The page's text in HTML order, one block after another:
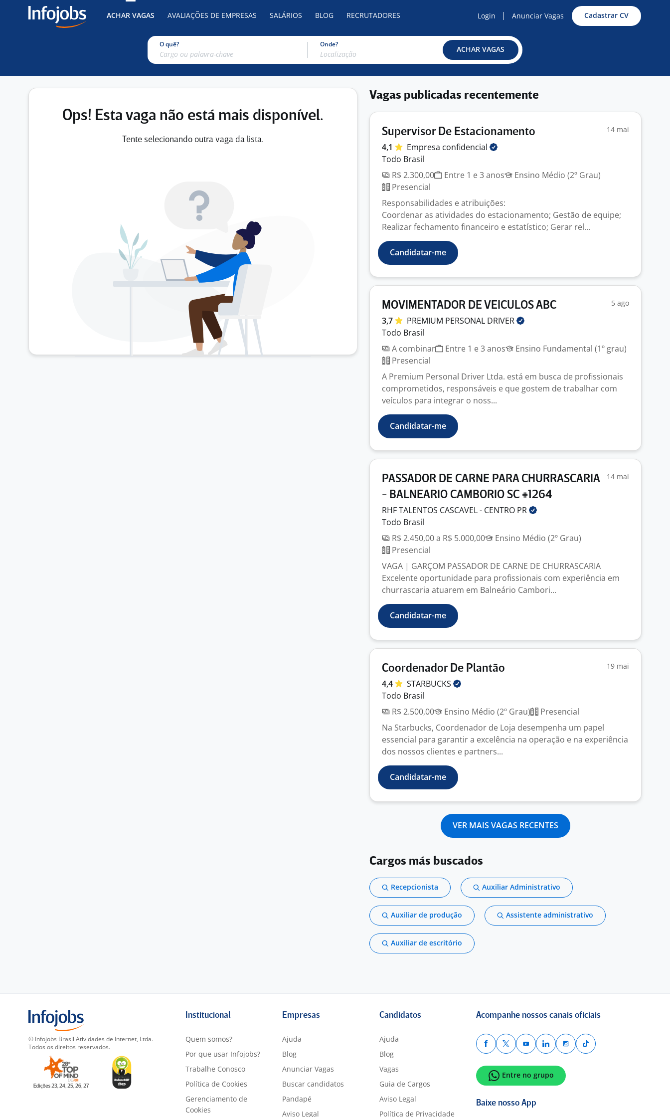
ACHAR VAGAS AVALIAÇÕES DE EMPRESAS SALÁRIOS BLOG RECRUTADORES Login Anunciar Vagas Cadastrar CV
O quê? Onde?
ACHAR VAGAS
Ops! Esta vaga não está mais disponível.
Tente selecionando outra vaga da lista.
Vagas publicadas recentemente
Supervisor De Estacionamento 14 mai
4,1 Empresa confidencial
Todo Brasil
R$ 2.300,00
Entre 1 e 3 anos
Ensino Médio (2º Grau)
Presencial
Responsabilidades e atribuições:
Coordenar as atividades do estacionamento; Gestão de equipe;
Realizar fechamento financeiro e estatístico; Gerar rel...
Candidatar-me
MOVIMENTADOR DE VEICULOS ABC 5 ago
3,7 PREMIUM PERSONAL DRIVER
Todo Brasil
A combinar
Entre 1 e 3 anos
Ensino Fundamental (1º grau)
Presencial
A Premium Personal Driver Ltda. está em busca de profissionais
comprometidos, responsáveis e que gostem de trabalhar com
veículos para integrar o noss...
Candidatar-me
PASSADOR DE CARNE PARA CHURRASCARIA
- BALNEARIO CAMBORIO SC #1264
14 mai
RHF TALENTOS CASCAVEL - CENTRO PR
Todo Brasil
R$ 2.450,00 a R$ 5.000,00
Ensino Médio (2º Grau)
Presencial
VAGA | GARÇOM PASSADOR DE CARNE DE CHURRASCARIA
Excelente oportunidade para profissionais com experiência em
churrascaria atuarem em Balneário Cambori...
Candidatar-me
Coordenador De Plantão 19 mai
4,4
STARBUCKS
Todo Brasil
R$ 2.500,00
Ensino Médio (2º Grau)
Presencial
Na Starbucks, Coordenador de Loja desempenha um papel
essencial para garantir a excelência na operação e na experiência
dos nossos clientes e partners...
Candidatar-me
VER MAIS VAGAS RECENTES
Cargos más buscados
Recepcionista Auxiliar Administrativo
Auxiliar de produção Assistente administrativo
Auxiliar de escritório
© Infojobs Brasil Atividades de Internet, Ltda.
Todos os direitos reservados.
Institucional
Quem somos?
Por que usar Infojobs?
Trabalhe Conosco
Política de Cookies
Gerenciamento de
Cookies
Empresas
Ajuda
Blog
Anunciar Vagas
Buscar candidatos
Pandapé
Aviso Legal
Candidatos
Ajuda
Blog
Vagas
Guia de Cargos
Aviso Legal
Política de Privacidade
Acompanhe nossos canais oficiais
Entre no grupo
Baixe nosso App